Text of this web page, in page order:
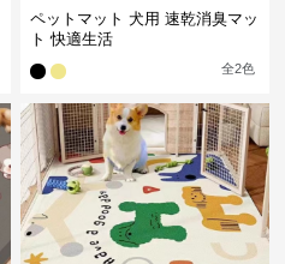
ペットマット 犬用 速乾消臭マッ
ト 快適生活
全2色